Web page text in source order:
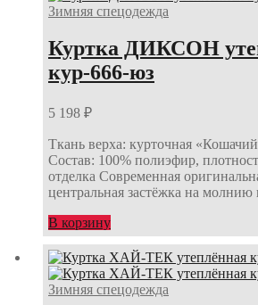
Зимняя спецодежда
Куртка ДИКСОН
кур-666-юз
5 198 ₽
Ткань верха: курточная «Кошачий
Состав: 100% полиэфир,
отделка Современная
центральная застёжка на
В корзину
Зимняя спецодежда